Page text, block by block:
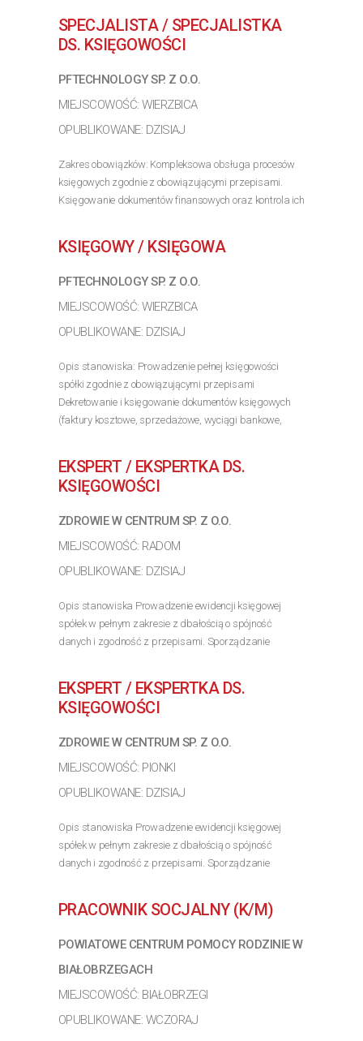
>> Poznaj szczegóły oferty
SPECJALISTA / SPECJALISTKA
DS. KSIĘGOWOŚCI
PFTECHNOLOGY SP. Z O.O.
MIEJSCOWOŚĆ: WIERZBICA
OPUBLIKOWANE: DZISIAJ
Zakres obowiązków: Kompleksowa obsługa procesów
księgowych zgodnie z obowiązującymi przepisami.
Księgowanie dokumentów finansowych oraz kontrola ich
>> Poznaj szczegóły oferty
KSIĘGOWY / KSIĘGOWA
PFTECHNOLOGY SP. Z O.O.
MIEJSCOWOŚĆ: WIERZBICA
OPUBLIKOWANE: DZISIAJ
Opis stanowiska: Prowadzenie pełnej księgowości
spółki zgodnie z obowiązującymi przepisami
Dekretowanie i księgowanie dokumentów księgowych
(faktury kosztowe, sprzedażowe, wyciągi bankowe,
>> Poznaj szczegóły oferty
EKSPERT / EKSPERTKA DS.
KSIĘGOWOŚCI
ZDROWIE W CENTRUM SP. Z O.O.
MIEJSCOWOŚĆ: RADOM
OPUBLIKOWANE: DZISIAJ
Opis stanowiska Prowadzenie ewidencji księgowej
spółek w pełnym zakresie z dbałością o spójność
danych i zgodność z przepisami. Sporządzanie
>> Poznaj szczegóły oferty
EKSPERT / EKSPERTKA DS.
KSIĘGOWOŚCI
ZDROWIE W CENTRUM SP. Z O.O.
MIEJSCOWOŚĆ: PIONKI
OPUBLIKOWANE: DZISIAJ
Opis stanowiska Prowadzenie ewidencji księgowej
spółek w pełnym zakresie z dbałością o spójność
danych i zgodność z przepisami. Sporządzanie
>> Poznaj szczegóły oferty
PRACOWNIK SOCJALNY (K/M)
POWIATOWE CENTRUM POMOCY RODZINIE W
BIAŁOBRZEGACH
MIEJSCOWOŚĆ: BIAŁOBRZEGI
OPUBLIKOWANE: WCZORAJ